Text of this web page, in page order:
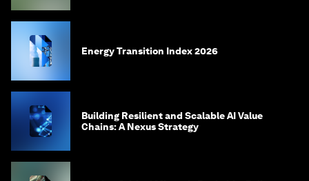
Energy Transition Index 2026
Building Resilient and Scalable AI Value
Chains: A Nexus Strategy